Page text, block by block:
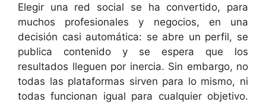
Elegir una red social se ha convertido, para
muchos profesionales y negocios, en una
decisión casi automática: se abre un perfil, se
publica contenido y se espera que los
resultados lleguen por inercia. Sin embargo, no
todas las plataformas sirven para lo mismo, ni
todas funcionan igual para cualquier objetivo.